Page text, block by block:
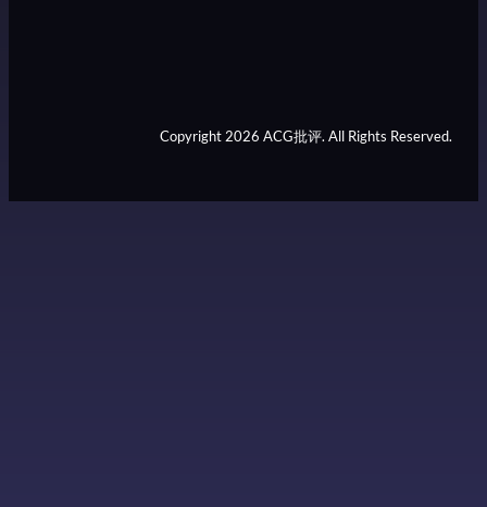
Copyright 2026 ACG批评. All Rights Reserved.